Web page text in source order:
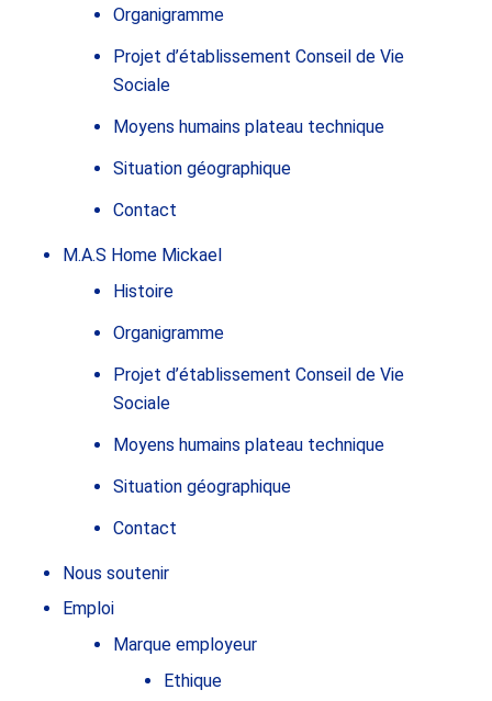
Organigramme
Projet d’établissement Conseil de Vie
Sociale
Moyens humains plateau technique
Situation géographique
Contact
M.A.S Home Mickael
Histoire
Organigramme
Projet d’établissement Conseil de Vie
Sociale
Moyens humains plateau technique
Situation géographique
Contact
Nous soutenir
Emploi
Marque employeur
Ethique